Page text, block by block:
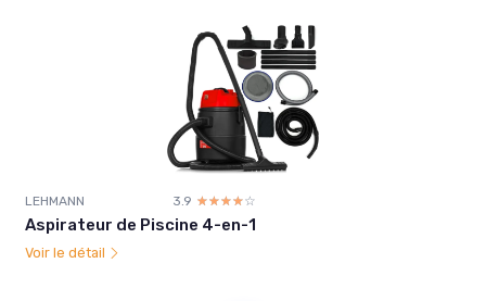
LEHMANN 3.9 ☆☆☆☆☆
★★★★★
Aspirateur de Piscine 4-en-1
Voir le détail